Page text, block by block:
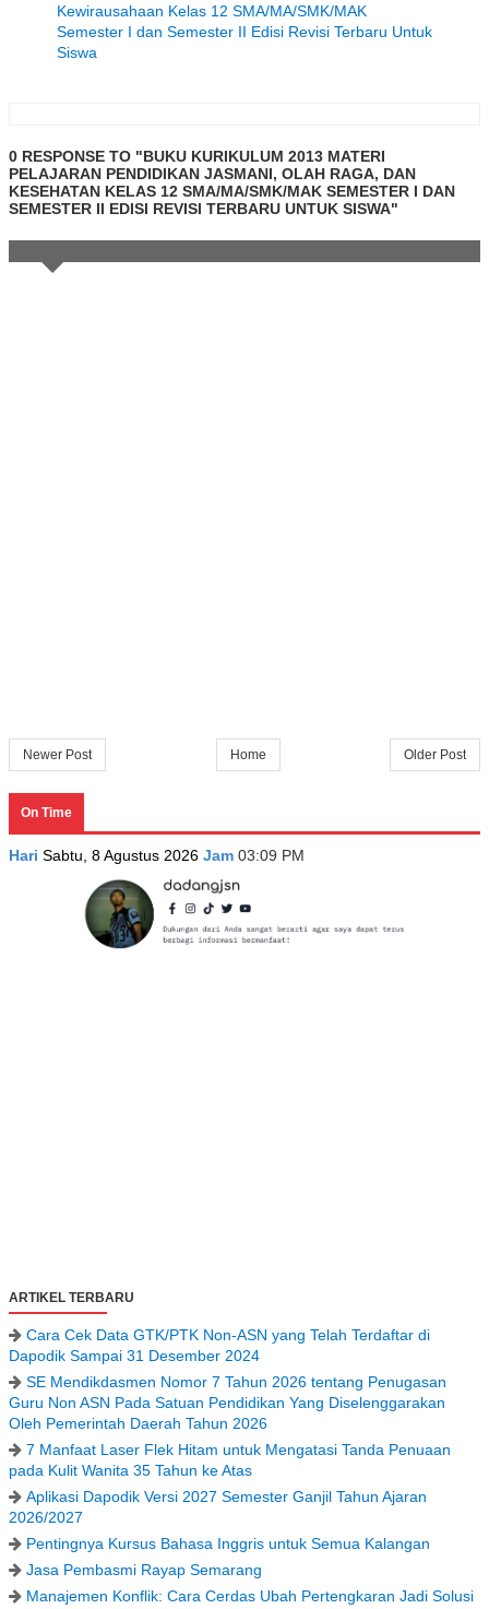
Kewirausahaan Kelas 12 SMA/MA/SMK/MAK
Semester I dan Semester II Edisi Revisi Terbaru Untuk
Siswa
0 RESPONSE TO "BUKU KURIKULUM 2013 MATERI
PELAJARAN PENDIDIKAN JASMANI, OLAH RAGA, DAN
KESEHATAN KELAS 12 SMA/MA/SMK/MAK SEMESTER I DAN
SEMESTER II EDISI REVISI TERBARU UNTUK SISWA"
Newer Post Older Post
Home
On Time
Hari Sabtu, 8 Agustus 2026 Jam 03:09 PM
ARTIKEL TERBARU
Cara Cek Data GTK/PTK Non-ASN yang Telah Terdaftar di
Dapodik Sampai 31 Desember 2024
SE Mendikdasmen Nomor 7 Tahun 2026 tentang Penugasan
Guru Non ASN Pada Satuan Pendidikan Yang Diselenggarakan
Oleh Pemerintah Daerah Tahun 2026
7 Manfaat Laser Flek Hitam untuk Mengatasi Tanda Penuaan
pada Kulit Wanita 35 Tahun ke Atas
Aplikasi Dapodik Versi 2027 Semester Ganjil Tahun Ajaran
2026/2027
Pentingnya Kursus Bahasa Inggris untuk Semua Kalangan
Jasa Pembasmi Rayap Semarang
Manajemen Konflik: Cara Cerdas Ubah Pertengkaran Jadi Solusi